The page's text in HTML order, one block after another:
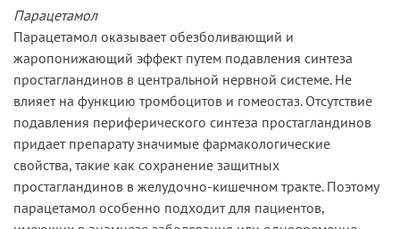
Парацетамол
Парацетамол оказывает обезболивающий и
жаропонижающий эффект путем подавления синтеза
простагландинов в центральной нервной системе. Не
влияет на функцию тромбоцитов и гомеостаз. Отсутствие
подавления периферического синтеза простагландинов
придает препарату значимые фармакологические
свойства, такие как сохранение защитных
простагландинов в желудочно-кишечном тракте. Поэтому
парацетамол особенно подходит для пациентов,